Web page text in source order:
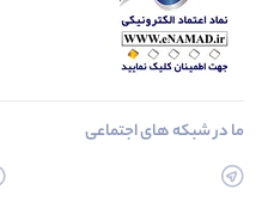
ما در شبکه های اجتماعی